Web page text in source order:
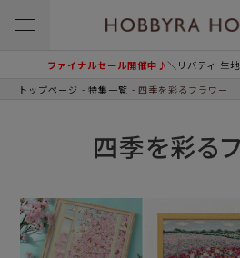
ファイナルセール開催中♪＼リバティ 生
トップページ 特集一覧 四季を彩るフラワー
四季を彩る